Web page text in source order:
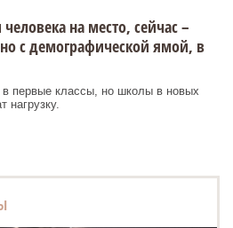
на место, сейчас –
с демографической ямой, в
в первые классы, но школы в новых
нагрузку.